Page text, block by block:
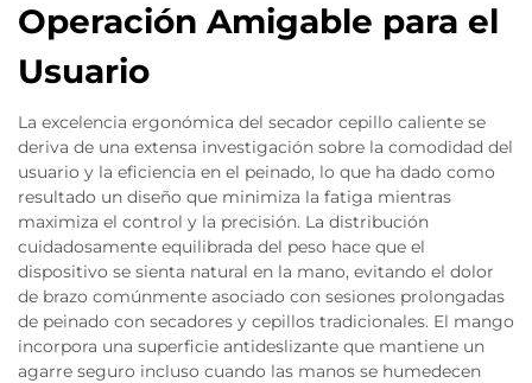
Operación Amigable para el
Usuario
La excelencia ergonómica del secador cepillo caliente se
deriva de una extensa investigación sobre la comodidad del
usuario y la eficiencia en el peinado, lo que ha dado como
resultado un diseño que minimiza la fatiga mientras
maximiza el control y la precisión. La distribución
cuidadosamente equilibrada del peso hace que el
dispositivo se sienta natural en la mano, evitando el dolor
de brazo comúnmente asociado con sesiones prolongadas
de peinado con secadores y cepillos tradicionales. El mango
incorpora una superficie antideslizante que mantiene un
agarre seguro incluso cuando las manos se humedecen